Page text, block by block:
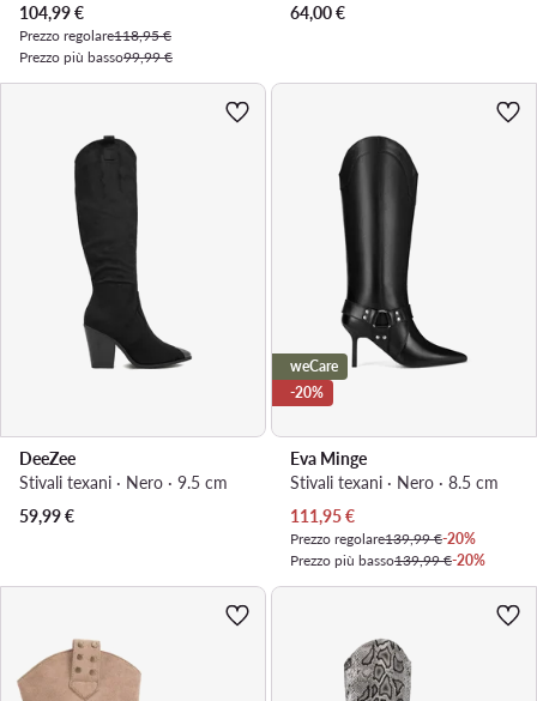
Prezzo attuale
104,99€
Prezzo regolare118,95 €
Prezzo più basso99,99 €
64,00€
DeeZee
Stivali texani · Nero · 9.5 cm
59,99€
weCare
-20%
Eva Minge
Stivali texani · Nero · 8.5 cm
Prezzo attuale
111,95€
Prezzo regolare139,99 €-20%
Prezzo più basso139,99 €-20%